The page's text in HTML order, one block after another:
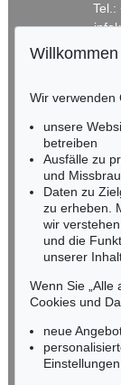
Tel.:
Tel.:
Fax:
Keine
Wir verwenden
unsere
betreiben
Ausfälle zu
und
Daten zu
zu erheben.
wir
und die
unserer
Wenn Sie „Alle
Cookies und
neue
Einstellungen